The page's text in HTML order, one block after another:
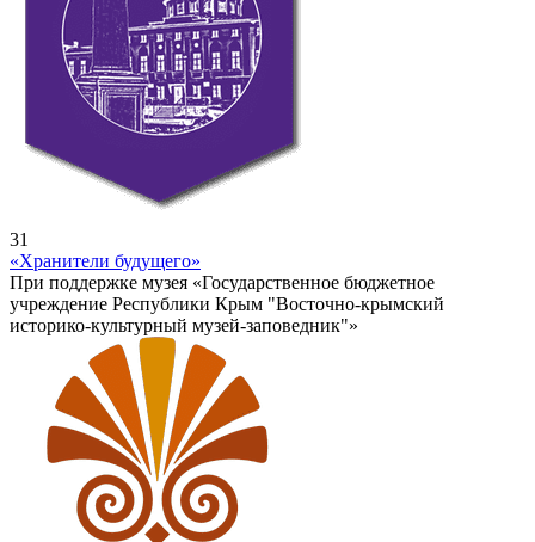
31
«Хранители будущего»
При поддержке музея «Государственное бюджетное
учреждение Республики Крым "Восточно-крымский
историко-культурный музей-заповедник"»